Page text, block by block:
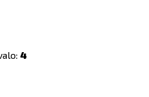
4